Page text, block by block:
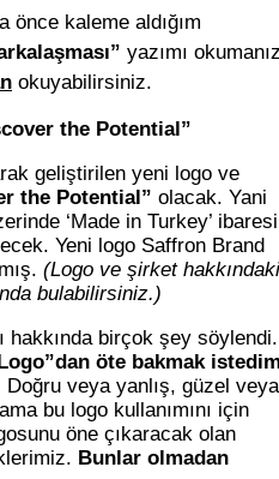
önce kaleme aldığım
yazımı
okuyabilirsiniz.
the Potential”
geliştirilen yeni logo ve
the Potential” olacak. Yani
‘Made in Turkey’ ibaresi
Yeni logo Saffron Brand
(Logo ve şirket hakkındaki
bulabilirsiniz.)
hakkında birçok şey söylendi.
öte bakmak
veya yanlış, güzel veya
bu logo kullanımını için
öne çıkaracak olan
Bunlar olmadan